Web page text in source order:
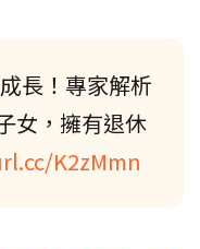
長！專家解析
女，擁有退休
K2zMmn